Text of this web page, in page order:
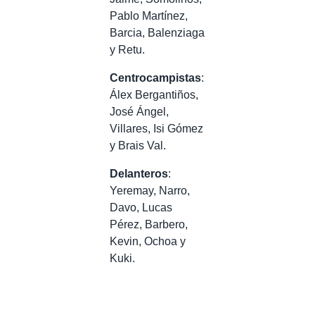
Pablo Martínez,
Barcia, Balenziaga
y Retu.
Centrocampistas:
Álex Bergantiños,
José Ángel,
Villares, Isi Gómez
y Brais Val.
Delanteros:
Yeremay, Narro,
Davo, Lucas
Pérez, Barbero,
Kevin, Ochoa y
Kuki.